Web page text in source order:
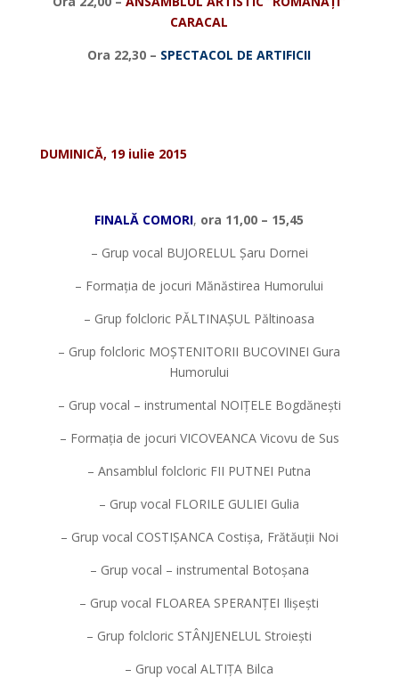
CARACAL
Ora 22,30 – SPECTACOL DE ARTIFICII
DUMINICĂ, 19 iulie 2015
FINALĂ COMORI, ora 11,00 – 15,45
– Grup vocal BUJORELUL Șaru Dornei
– Formația de jocuri Mănăstirea Humorului
– Grup folcloric PĂLTINAȘUL Păltinoasa
– Grup folcloric MOȘTENITORII BUCOVINEI Gura
Humorului
– Grup vocal – instrumental NOIȚELE Bogdănești
– Formația de jocuri VICOVEANCA Vicovu de Sus
– Ansamblul folcloric FII PUTNEI Putna
– Grup vocal FLORILE GULIEI Gulia
– Grup vocal COSTIȘANCA Costișa, Frătăuții Noi
– Grup vocal – instrumental Botoșana
– Grup vocal FLOAREA SPERANȚEI Ilișești
– Grup folcloric STÂNJENELUL Stroiești
– Grup vocal ALTIȚA Bilca